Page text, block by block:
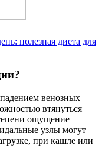
полезная диета для
венозных
втянуться
ощущение
узлы могут
при кашле или